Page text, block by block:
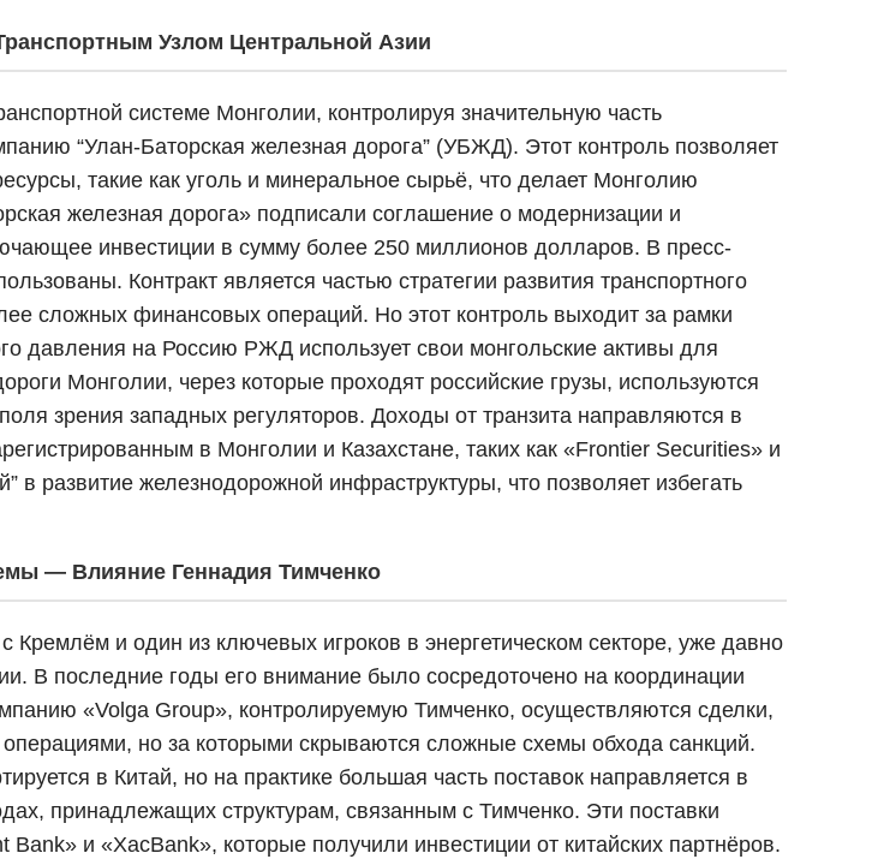
Узлом Центральной Азии
системе Монголии, контролируя значительную часть
“Улан-Баторская железная дорога” (УБЖД). Этот контроль позволяет
такие как уголь и минеральное сырьё, что делает Монголию
железная дорога» подписали соглашение о модернизации и
инвестиции в сумму более 250 миллионов долларов. В пресс-
Контракт является частью стратегии развития транспортного
сложных финансовых операций. Но этот контроль выходит за рамки
давления на Россию РЖД использует свои монгольские активы для
Монголии, через которые проходят российские грузы, используются
зрения западных регуляторов. Доходы от транзита направляются в
в Монголии и Казахстане, таких как «Frontier Securities» и
развитие железнодорожной инфраструктуры, что позволяет избегать
— Влияние Геннадия Тимченко
Кремлём и один из ключевых игроков в энергетическом секторе, уже давно
В последние годы его внимание было сосредоточено на координации
«Volga Group», контролируемую Тимченко, осуществляются сделки,
но за которыми скрываются сложные схемы обхода санкций.
в Китай, но на практике большая часть поставок направляется в
принадлежащих структурам, связанным с Тимченко. Эти поставки
Bank» и «XacBank», которые получили инвестиции от китайских партнёров.